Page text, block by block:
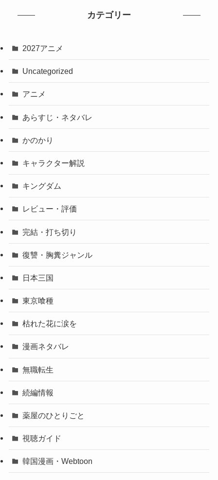
カテゴリー
2027アニメ
Uncategorized
アニメ
あらすじ・ネタバレ
かのかり
キャラクター解説
キングダム
レビュー・評価
完結・打ち切り
復讐・胸糞ジャンル
日本三国
東京喰種
枯れた花に涙を
漫画ネタバレ
無職転生
続編情報
薬屋のひとりごと
視聴ガイド
韓国漫画・Webtoon